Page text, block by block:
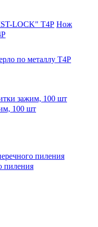
Нож
по металлу Т4Р
100 шт
пиления